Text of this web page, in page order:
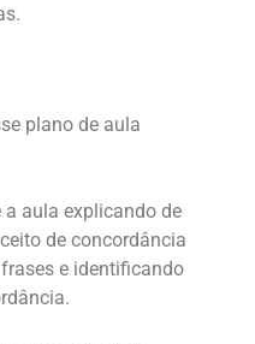
plano de aula
a aula explicando de
de concordância
e identificando